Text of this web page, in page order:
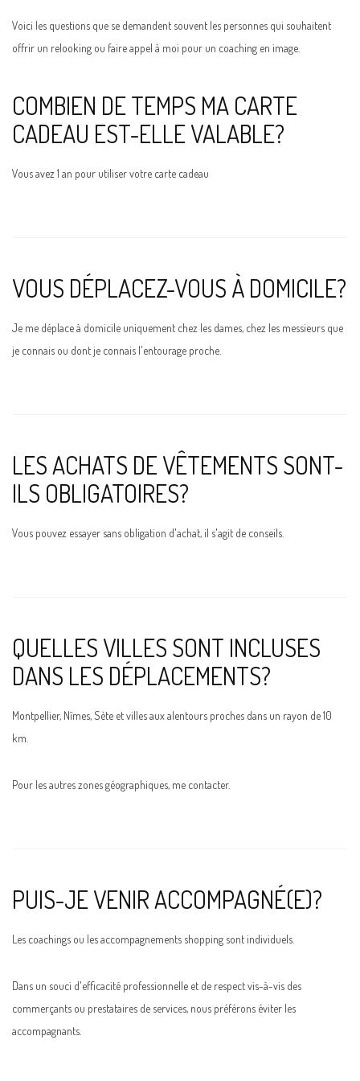
CONTACT
Voici les questions que se demandent souvent les personnes qui souhaitent
offrir un relooking ou faire appel à moi pour un coaching en image.
COMBIEN DE TEMPS MA CARTE
CADEAU EST-ELLE VALABLE?
Vous avez 1 an pour utiliser votre carte cadeau
VOUS DÉPLACEZ-VOUS À DOMICILE?
Je me déplace à domicile uniquement chez les dames, chez les messieurs que
je connais ou dont je connais l'entourage proche.
LES ACHATS DE VÊTEMENTS SONT-
ILS OBLIGATOIRES?
Vous pouvez essayer sans obligation d'achat, il s'agit de conseils.
QUELLES VILLES SONT INCLUSES
DANS LES DÉPLACEMENTS?
Montpellier, Nîmes, Sète et villes aux alentours proches dans un rayon de 10
km.
Pour les autres zones géographiques, me contacter.
PUIS-JE VENIR ACCOMPAGNÉ(E)?
Les coachings ou les accompagnements shopping sont individuels.
Dans un souci d'efficacité professionnelle et de respect vis-à-vis des
commerçants ou prestataires de services, nous préférons éviter les
accompagnants.